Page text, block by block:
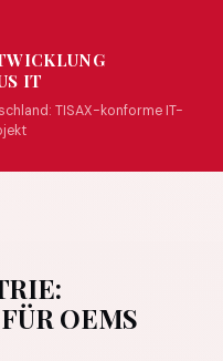
IT
TISAX-konforme IT-
OEMS